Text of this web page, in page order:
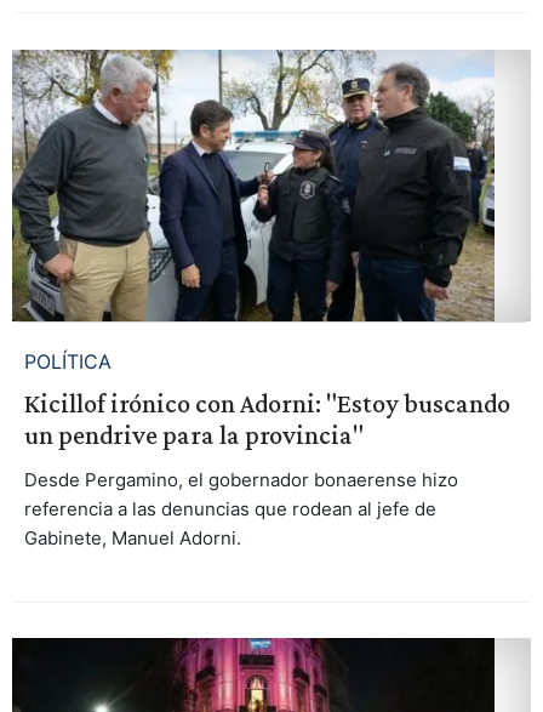
POLÍTICA
Kicillof irónico con Adorni: "Estoy buscando
un pendrive para la provincia"
Desde Pergamino, el gobernador bonaerense hizo
referencia a las denuncias que rodean al jefe de
Gabinete, Manuel Adorni.